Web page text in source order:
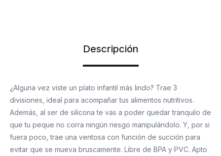
Descripción
¿Alguna vez viste un plato infantil más lindo? Trae 3
divisiones, ideal para acompañar tus alimentos nutritivos.
Además, al ser de silicona te vas a poder quedar tranquilo de
que tu peque no corra ningún riesgo manipulándolo. Y, por si
fuera poco, trae una ventosa con función de succión para
evitar que se mueva bruscamente. Libre de BPA y PVC. Apto